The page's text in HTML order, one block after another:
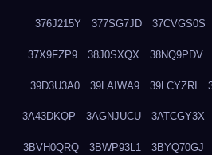
376J215Y 377SG7JD 37CVGS0S
37X9FZP9 38J0SXQX 38NQ9PDV
39D3U3A0 39LAIWA9 39LCYZRI
3A43DKQP 3AGNJUCU 3ATCGY3X
3BVH0QRQ 3BWP93L1 3BYQ70GJ